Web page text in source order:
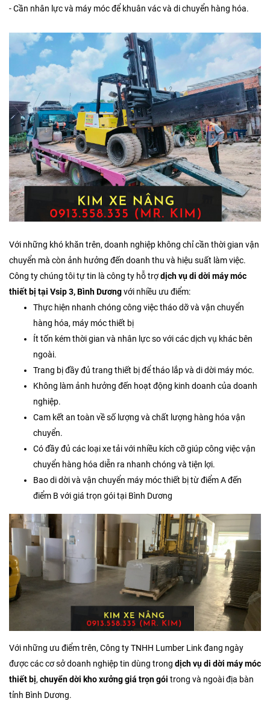
- Cần nhân lực và máy móc để khuân vác và di chuyển hàng hóa.
Với những khó khăn trên, doanh nghiệp không chỉ cần thời gian vận
chuyển mà còn ảnh hưởng đến doanh thu và hiệu suất làm việc.
Công ty chúng tôi tự tin là công ty hỗ trợdịch vụ di dời máy móc
thiết bị tại Vsip 3, Bình Dươngvới nhiều ưu điểm:
Thực hiện nhanh chóng công việc tháo dỡ và vận chuyển
hàng hóa, máy móc thiết bị
Ít tốn kém thời gian và nhân lực so với các dịch vụ khác bên
ngoài.
Trang bị đầy đủ trang thiết bị để tháo lắp và di dời máy móc.
Không làm ảnh hưởng đến hoạt động kinh doanh của doanh
nghiệp.
Cam kết an toàn về số lượng và chất lượng hàng hóa vận
chuyển.
Có đầy đủ các loại xe tải với nhiều kích cỡ giúp công việc vận
chuyển hàng hóa diễn ra nhanh chóng và tiện lợi.
Bao di dời và vận chuyển máy móc thiết bị từ điểm A đến
điểm B với giá trọn gói tại Bình Dương
Với những ưu điểm trên, Công ty TNHH Lumber Link đang ngày
được các cơ sở doanh nghiệp tin dùng trong dịch vụ di dời máy móc
thiết bị,chuyển dời kho xưởng giá trọn gói trong và ngoài địa bàn
tỉnh Bình Dương.